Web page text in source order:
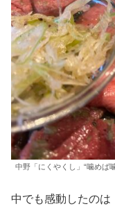
中野「にくやくし」“噛めば
中でも感動したのは